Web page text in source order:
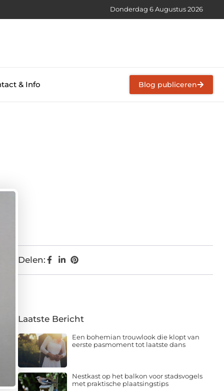
Donderdag 6 Augustus 2026
& Info Blog publiceren
Delen:
Laatste Bericht
Een bohemian trouwlook die klopt van
eerste pasmoment tot laatste dans
Nestkast op het balkon voor stadsvogels
met praktische plaatsingstips